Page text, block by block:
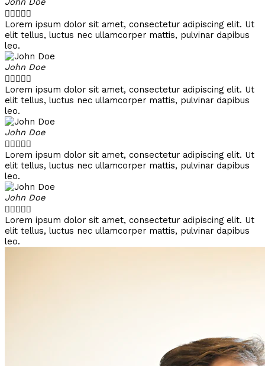

Lorem ipsum dolor sit amet, consectetur adipiscing elit. Ut
elit tellus, luctus nec ullamcorper mattis, pulvinar dapibus
leo.
John Doe

Lorem ipsum dolor sit amet, consectetur adipiscing elit. Ut
elit tellus, luctus nec ullamcorper mattis, pulvinar dapibus
leo.
John Doe

Lorem ipsum dolor sit amet, consectetur adipiscing elit. Ut
elit tellus, luctus nec ullamcorper mattis, pulvinar dapibus
leo.
John Doe

Lorem ipsum dolor sit amet, consectetur adipiscing elit. Ut
elit tellus, luctus nec ullamcorper mattis, pulvinar dapibus
leo.